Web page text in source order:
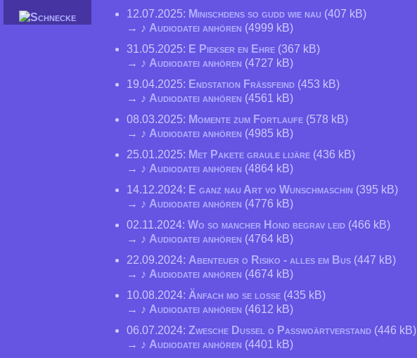
12.07.2025: Minischdens so gudd wie nau (407 kB)
→ ♪ Audiodatei anhören (4999 kB)
31.05.2025: E Piekser en Ehre (367 kB)
→ ♪ Audiodatei anhören (4727 kB)
19.04.2025: Endstation Frässfeind (453 kB)
→ ♪ Audiodatei anhören (4561 kB)
08.03.2025: Momente zum Fortlaufe (578 kB)
→ ♪ Audiodatei anhören (4985 kB)
25.01.2025: Met Pakete graule lijäre (436 kB)
→ ♪ Audiodatei anhören (4864 kB)
14.12.2024: E ganz nau Art vo Wunschmaschin (395 kB)
→ ♪ Audiodatei anhören (4776 kB)
02.11.2024: Wo so mancher Hond begrav leid (466 kB)
→ ♪ Audiodatei anhören (4764 kB)
22.09.2024: Abenteuer o Risiko - alles em Bus (447 kB)
→ ♪ Audiodatei anhören (4674 kB)
10.08.2024: Änfach mo se losse (435 kB)
→ ♪ Audiodatei anhören (4612 kB)
06.07.2024: Zwesche Dussel o Passwoärtverstand (446 kB)
→ ♪ Audiodatei anhören (4401 kB)